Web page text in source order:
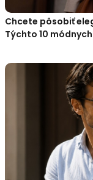
Chcete pôsobiť
Týchto 10